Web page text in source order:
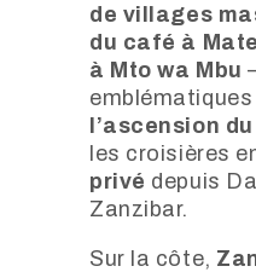
de villages
du café à
à Mto wa Mbu
l’ascension
les croisières
privé depuis
Zanzibar.
Sur la côte,